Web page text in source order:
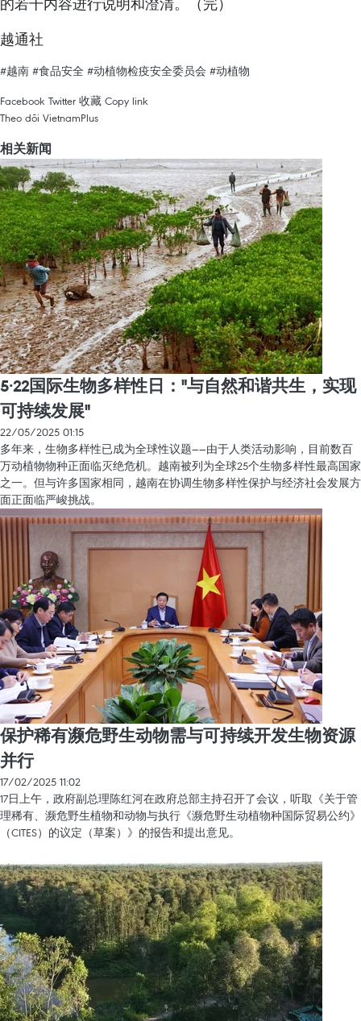
越通社
#越南 #食品安全 #动植物检疫安全委员会 #动植物
Facebook Twitter 收藏 Copy link
Theo dõi VietnamPlus
相关新闻
5·22国际生物多样性日："与自然和谐共生，实现
可持续发展"
22/05/2025 01:15
多年来，生物多样性已成为全球性议题——由于人类活动影响，目前数百
万动植物物种正面临灭绝危机。越南被列为全球25个生物多样性最高国家
之一。但与许多国家相同，越南在协调生物多样性保护与经济社会发展方
面正面临严峻挑战。
保护稀有濒危野生动物需与可持续开发生物资源
并行
17/02/2025 11:02
17日上午，政府副总理陈红河在政府总部主持召开了会议，听取《关于管
理稀有、濒危野生植物和动物与执行《濒危野生动植物种国际贸易公约》
（CITES）的议定（草案）》的报告和提出意见。